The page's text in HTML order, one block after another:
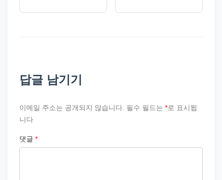
답글 남기기
이메일 주소는 공개되지 않습니다. 필수 필드는 *로 표시됩
니다
댓글 *